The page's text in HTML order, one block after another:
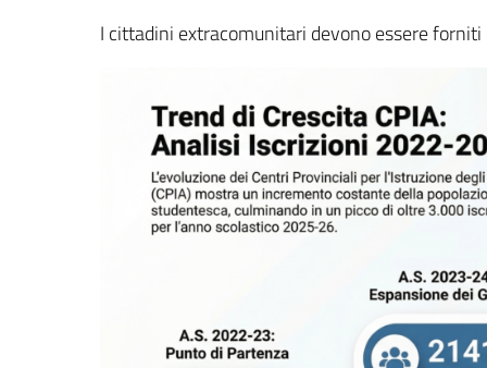
I cittadini extracomunitari devono essere